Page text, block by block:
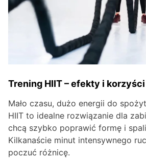
Trening HIIT – efekty i korzyści
Mało czasu, dużo energii do
HIIT to idealne rozwiązanie dla
chcą szybko poprawić formę i
Kilkanaście minut intensywnego
poczuć różnicę.